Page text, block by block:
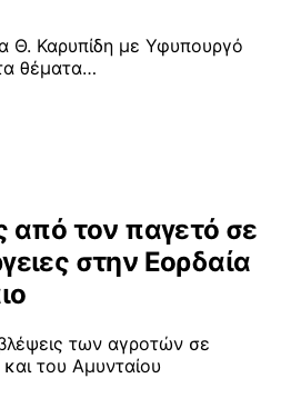
Θ. Καρυπίδη με Υφυπουργό
θέματα…
από τον παγετό σε
στην Εορδαία
των αγροτών σε
του Αμυνταίου